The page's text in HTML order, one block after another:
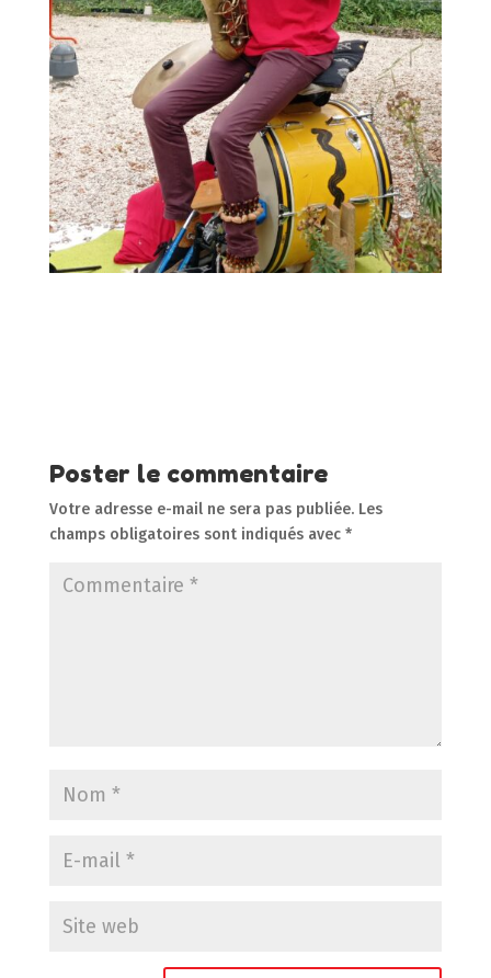
Poster le commentaire
Votre adresse e-mail ne sera pas publiée. Les
champs obligatoires sont indiqués avec *